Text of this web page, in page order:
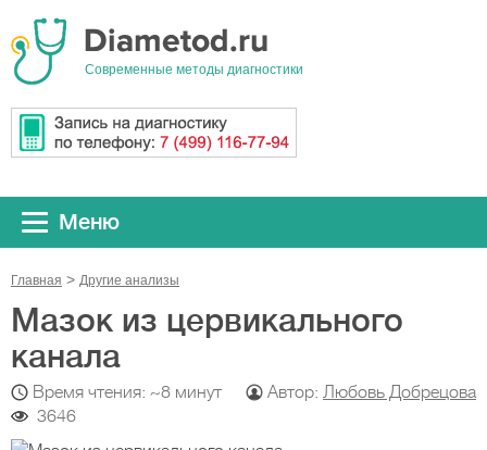
Cовременные методы диагностики
Меню
Главная Другие анализы
Мазок из цервикального
канала
Время чтения: ~8 минут Автор: Любовь Добрецова
3646